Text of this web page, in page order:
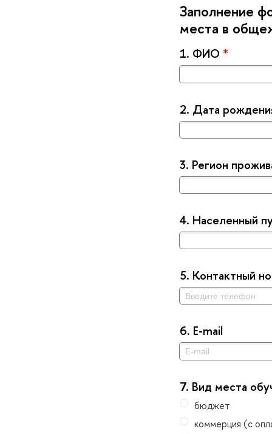
Заполнение
места в
1. ФИО *
2. Дата
3. Регион
4. Населенный
5. Контактный
6. E-mail
7. ид места
юджет
коммерция (с